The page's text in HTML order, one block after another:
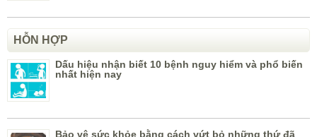
HỖN HỢP
Dấu hiệu nhận biết 10 bệnh nguy hiểm và phổ biến
nhất hiện nay
Bảo vệ sức khỏe bằng cách vứt bỏ những thứ đã